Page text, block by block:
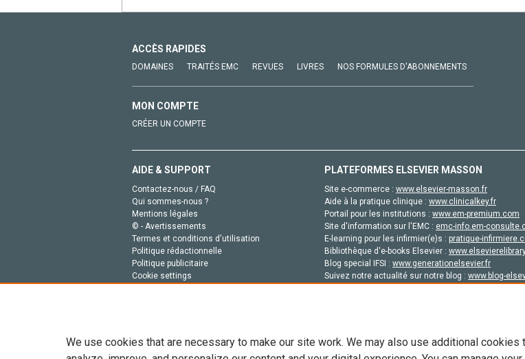
ACCÈS RAPIDES
DOMAINES TRAITÉS EMC REVUES LIVRES NOS FORMULES D'ABONNEMENTS
MON COMPTE
CRÉER UN COMPTE
AIDE & SUPPORT
Contactez-nous / FAQ
Qui sommes-nous ?
Mentions légales
© - Avertissements
Termes et conditions d'utilisation
Politique rédactionnelle
Politique publicitaire
Cookie settings
PLATEFORMES ELSEVIER MASSON
Site e-commerce : www.elsevier-masson.fr
Aide à la pratique clinique : www.clinicalkey.fr
Portail pour les institutions : www.em-premium.com
Site d'information sur l'EMC : emc-info.em-
E-learning pour les infirmier(e)s : pratique-
Bibliothèque d'e-books Elsevier :
Blog special IFSI : www.generationelsevier.fr
Suivez notre actualité sur notre blog : www.blog-
We use cookies that are necessary to make our site work. We may also use additional cookies